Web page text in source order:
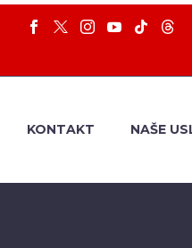
KONTAKT NAŠE